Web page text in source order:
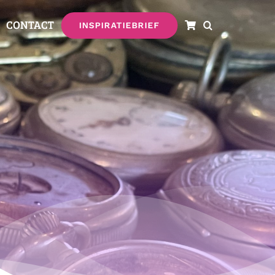
CONTACT INSPIRATIEBRIEF